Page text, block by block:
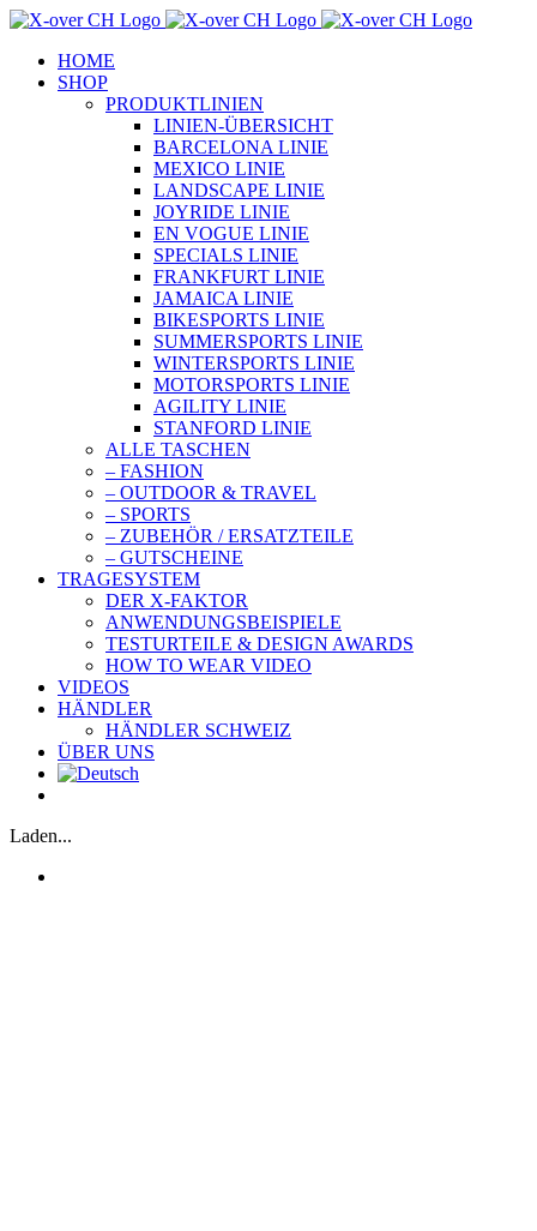
Zum
springenHOME
SHOP
PRODUKTLINIEN
LINIEN-ÜBERSICHT
BARCELONA LINIE
MEXICO LINIE
LANDSCAPE LINIE
JOYRIDE LINIE
EN VOGUE LINIE
SPECIALS LINIE
FRANKFURT LINIE
JAMAICA LINIE
BIKESPORTS LINIE
SUMMERSPORTS LINIE
WINTERSPORTS LINIE
MOTORSPORTS LINIE
AGILITY LINIE
STANFORD LINIE
ALLE TASCHEN
– FASHION
– OUTDOOR & TRAVEL
– SPORTS
– ZUBEHÖR / ERSATZTEILE
– GUTSCHEINE
TRAGESYSTEM
DER X-FAKTOR
ANWENDUNGSBEISPIELE
TESTURTEILE & DESIGN AWARDS
HOW TO WEAR VIDEO
VIDEOS
HÄNDLER
HÄNDLER SCHWEIZ
ÜBER UNS
Laden...